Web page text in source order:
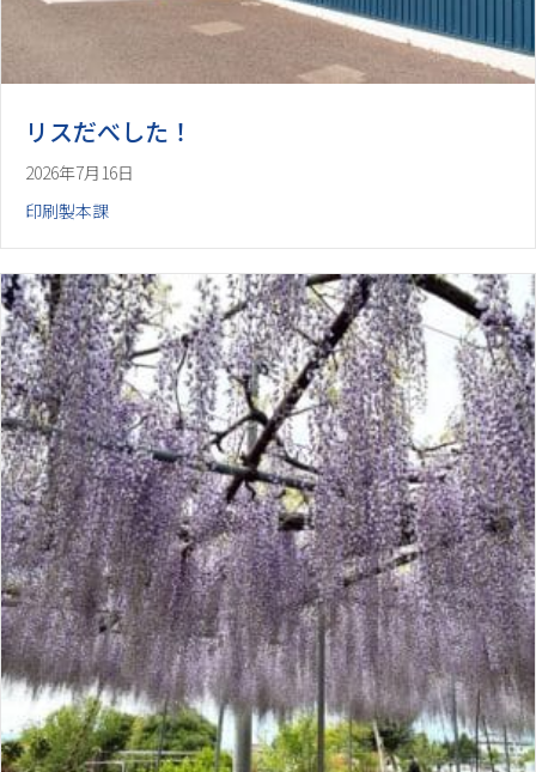
リスだべした！
2026年7月16日
印刷製本課